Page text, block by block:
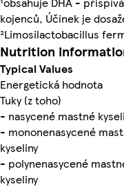
kojenců, Účinek je
²Limosilactobacillus
Nutrition
Typical Values
Energetická hodnota
Tuky (z toho)
- nasycené mastné
- mononenasycené
kyseliny
- polynenasycené
kyseliny